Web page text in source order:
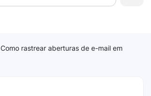
Como rastrear aberturas de e-mail em